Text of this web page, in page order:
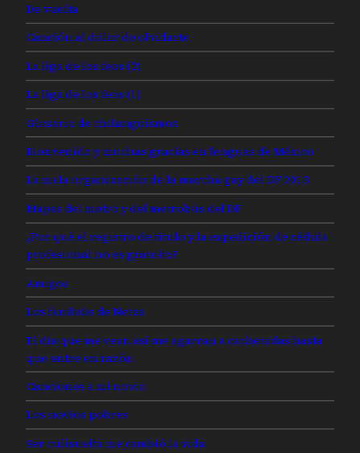
De vuelta
Canción al dolor de olvidarte
La liga de los feos (2)
La liga de los feos (1)
Glosario de chilanguismos
Bienvenido y muchas gracias en lenguas de México
La mala organización de la marcha gay del DF 2013
Mapas del metro y del metrobús del DF
¿Por qué el registro de título y la expedición de cédula
profesional no es gratuito?
Amigos
Los fandubs de Netza
El día que me vean así me agarran a cachetadas hasta
que entre en razón
Canciones a mi novio
Los novios pobres
Ser culisuelta me cambió la vida